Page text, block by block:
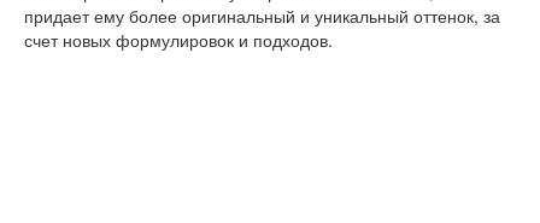
придает ему более оригинальный и уникальный оттенок, за
счет новых формулировок и подходов.